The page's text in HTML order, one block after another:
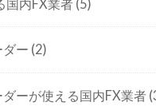
国内FX業者 (5)
ダー (2)
ダーが使える国内FX業者